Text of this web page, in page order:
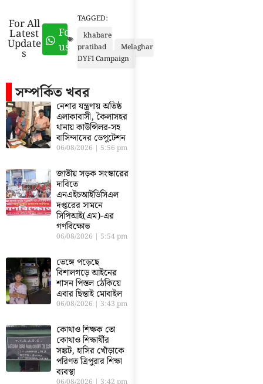
For All
Latest
Update
s
Follow
us
TAGGED:
khabare
pratibad
Melaghar
DYFI Campaign
সম্পর্কিত খবর
নেশার যন্ত্রণায় অতিষ্ঠ
এলাকাবাসী, কৈলাসহর
থানায় কাউন্সিলর-সহ
বাসিন্দাদের ডেপুটেশন
06/08/2026 5:56 pm
জাতীয় সড়ক সংস্কারের
দাবিতে
এনএইচআইডিসিএল
দপ্তরের সামনে
সিপিআই(এম)-এর
গণবিক্ষোভ
06/08/2026 5:54 pm
ভেঙ্গে পড়েছে
বিশালগড়ে আইনের
শাসন পিস্তল ঠেকিয়ে
এবার ছিন্তাই মোবাইল
06/08/2026 3:43 pm
কোথাও শিক্ষক তো
কোথাও শিক্ষার্থীর
সঙ্কট, হাসির খোঁড়াকে
পরিণত ত্রিপুরার শিক্ষা
ব্যবস্থা
06/08/2026 3:42 pm